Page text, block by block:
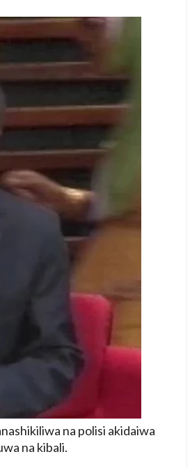
Wala Milango Yangu Ya
DODOMA
Na Maisha Ya Familia Yangu,
Mpaka Tiba Ya Asili
WENYE UMAHIRI NA MAADILI
na polisi akidaiwa
na kibali.